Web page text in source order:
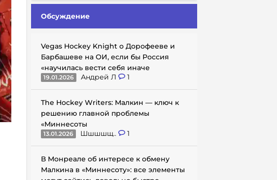
Обсуждение
Vegas Hockey Knight о Дорофееве и
Барбашеве на ОИ, если бы Россия
«научилась вести себя иначе
19.01.2026 Андрей Л 1
The Hockey Writers: Малкин — ключ к
решению главной проблемы
«Миннесоты
13.01.2026 Шшшшщ.. 1
В Монреале об интересе к обмену
Малкина в «Миннесоту»: все элементы